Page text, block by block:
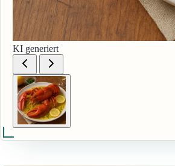
KI generiert